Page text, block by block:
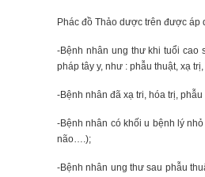
Phác đồ Thảo dược trên được
-Bệnh nhân ung thư khi tuổi
pháp tây y, như : phẫu thuật, xạ
-Bệnh nhân đã xạ tri, hóa trị,
-Bệnh nhân có khối u bệnh lý
não….);
-Bệnh nhân ung thư sau phẫu